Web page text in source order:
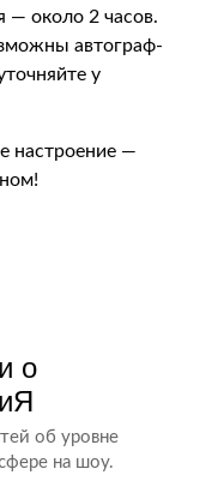
— около 2 часов.
автограф-
у
настроение —
о
об уровне
на шоу.